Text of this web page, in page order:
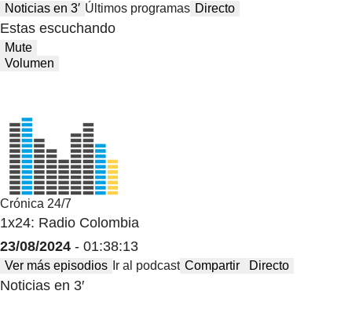
Noticias en 3′ Últimos programas Directo
Estas escuchando
Mute
Volumen
Crónica 24/7
1x24: Radio Colombia
23/08/2024 - 01:38:13
Ver más episodios Ir al podcast Compartir Directo
Noticias en 3′